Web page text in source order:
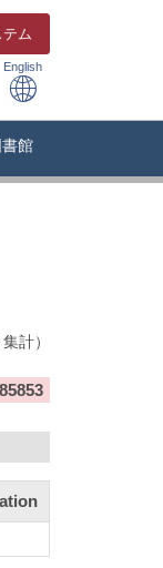
ム
English
館
計）